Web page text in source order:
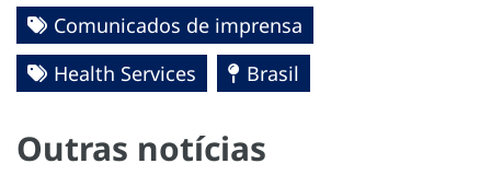
Comunicados de imprensa
Health Services
Brasil
Outras notícias